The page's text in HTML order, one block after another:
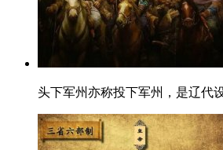
头下军州亦称投下军州，是辽代